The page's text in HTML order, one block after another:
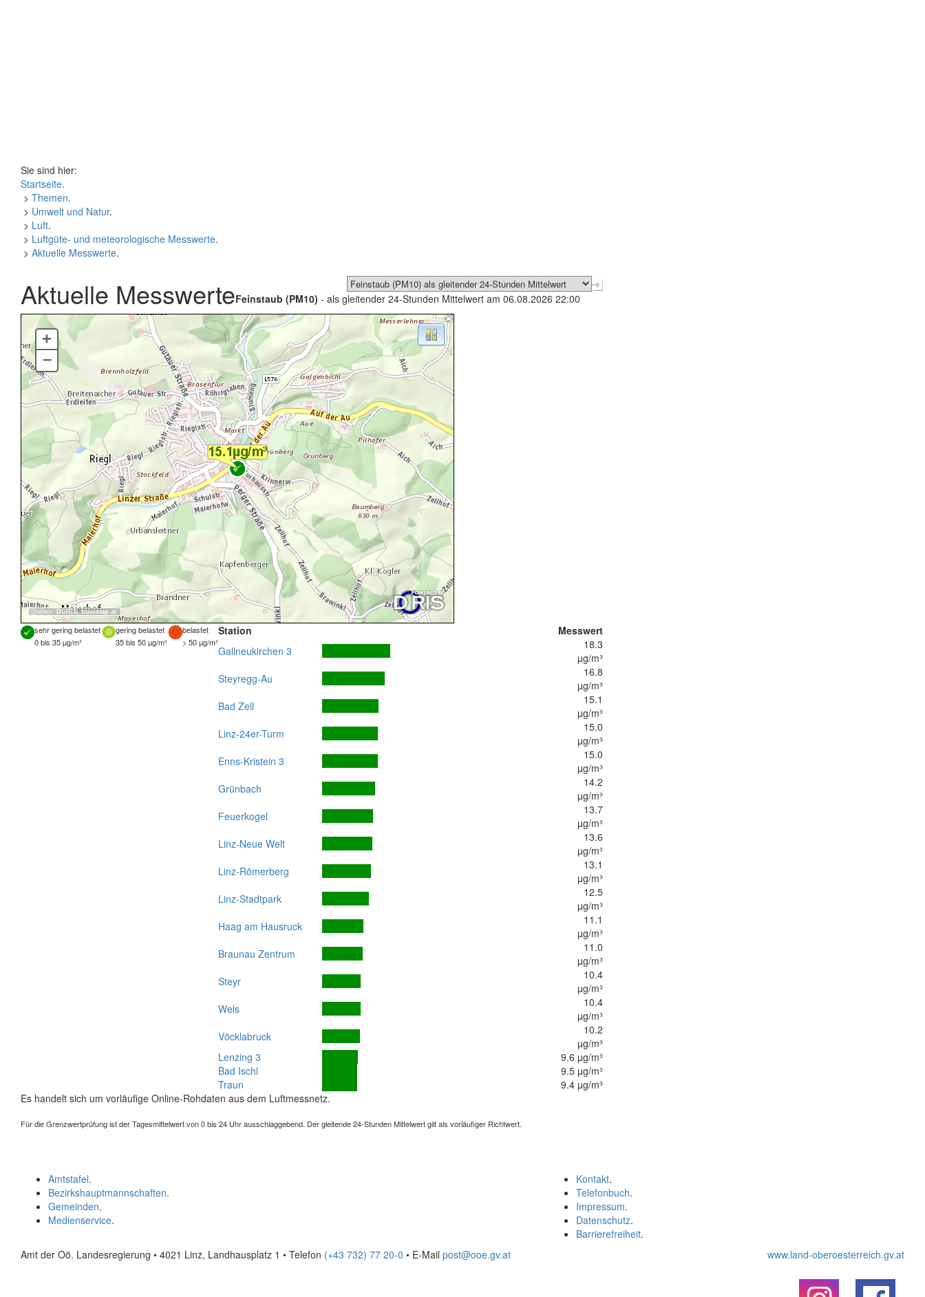
Sie sind hier:
Startseite.
> Themen.
> Umwelt und Natur.
> Luft.
> Luftgüte- und meteorologische Messwerte.
> Aktuelle Messwerte.
Aktuelle MesswerteFeinstaub (PM10) - als gleitender 24-Stunden Mittelwert am 06.08.2026 22:00
Quellen: DORIS,basemap.at
+
–
sehr gering belastet gering belastet
belastet
0 bis 35 µg/m³
35 bis 50 µg/m³ > 50 µg/m³
Station
Messwert
Gallneukirchen 3
18.3
µg/m³
Steyregg-Au
16.8
µg/m³
Bad Zell
15.1
µg/m³
Linz-24er-Turm
15.0
µg/m³
Enns-Kristein 3
15.0
µg/m³
Grünbach
14.2
µg/m³
Feuerkogel
13.7
µg/m³
Linz-Neue Welt
13.6
µg/m³
Linz-Römerberg
13.1
µg/m³
Linz-Stadtpark
12.5
µg/m³
Haag am Hausruck
11.1
µg/m³
Braunau Zentrum
11.0
µg/m³
Steyr
10.4
µg/m³
Wels
10.4
µg/m³
Vöcklabruck
10.2
µg/m³
Lenzing 3
9.6 µg/m³
Bad Ischl
9.5 µg/m³
Traun
9.4 µg/m³
Es handelt sich um vorläufige Online-Rohdaten aus dem Luftmessnetz.
Für die Grenzwertprüfung ist der Tagesmittelwert von 0 bis 24 Uhr ausschlaggebend. Der gleitende 24-Stunden Mittelwert gilt als vorläufiger Richtwert.
Kontakt.
Telefonbuch.
Impressum.
Datenschutz.
Barrierefreiheit.
Amtstafel.
Bezirkshauptmannschaften.
Gemeinden.
Medienservice.
Amt der Oö. Landesregierung • 4021 Linz, Landhausplatz 1 • Telefon (+43 732) 77 20-0 • E-Mail post@ooe.gv.at www.land-oberoesterreich.gv.at